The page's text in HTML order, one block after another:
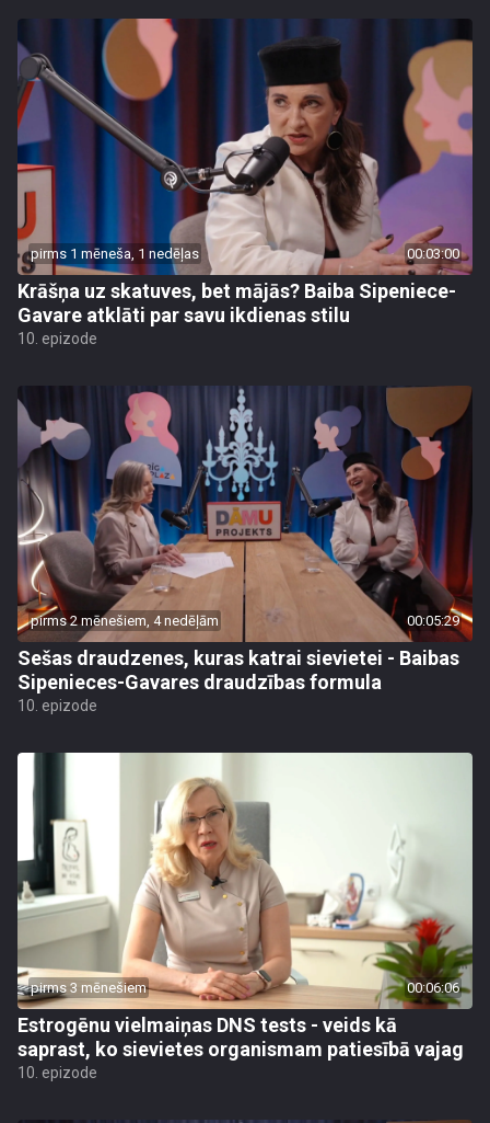
pirms 1 mēneša, 1 nedēļas 00:03:00
Krāšņa uz skatuves, bet mājās? Baiba Sipeniece-
Gavare atklāti par savu ikdienas stilu
10. epizode
pirms 2 mēnešiem, 4 nedēļām 00:05:29
Sešas draudzenes, kuras katrai sievietei - Baibas
Sipenieces-Gavares draudzības formula
10. epizode
pirms 3 mēnešiem 00:06:06
Estrogēnu vielmaiņas DNS tests - veids kā
saprast, ko sievietes organismam patiesībā vajag
10. epizode